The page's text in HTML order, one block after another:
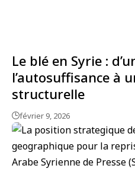
Le blé en Syrie :
l’autosuffisance à
structurelle
février 9, 2026